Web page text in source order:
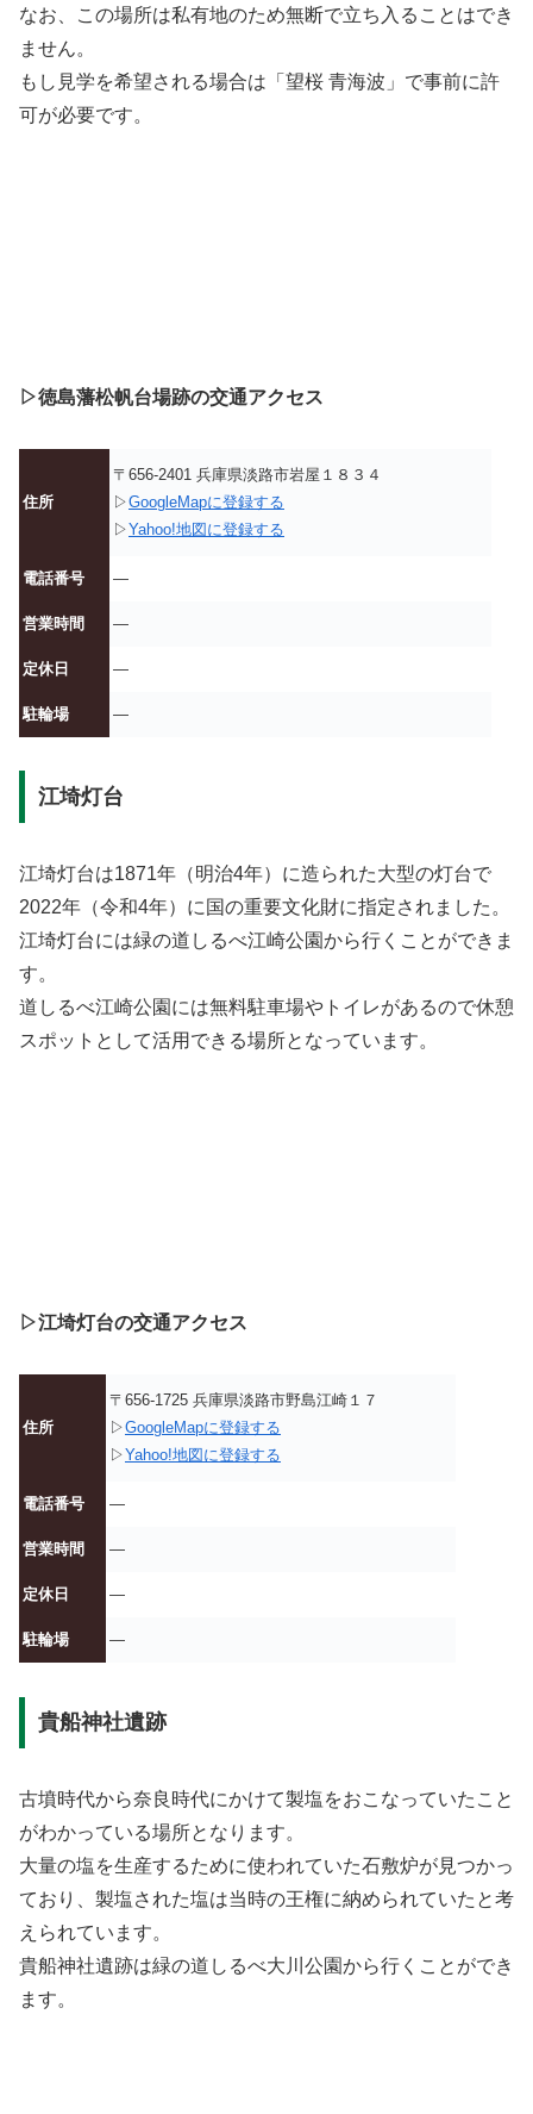
なお、この場所は私有地のため無断で立ち入ることはでき
ません。
もし見学を希望される場合は「望桜 青海波」で事前に許
可が必要です。
▷徳島藩松帆台場跡の交通アクセス
住所
〒656-2401 兵庫県淡路市岩屋１８３４
▷GoogleMapに登録する
▷Yahoo!地図に登録する
電話番号 —
営業時間 —
定休日 —
駐輪場 —
江埼灯台
江埼灯台は1871年（明治4年）に造られた大型の灯台で
2022年（令和4年）に国の重要文化財に指定されました。
江埼灯台には緑の道しるべ江崎公園から行くことができま
す。
道しるべ江崎公園には無料駐車場やトイレがあるので休憩
スポットとして活用できる場所となっています。
▷江埼灯台の交通アクセス
住所
〒656-1725 兵庫県淡路市野島江崎１７
▷GoogleMapに登録する
▷Yahoo!地図に登録する
電話番号 —
営業時間 —
定休日 —
駐輪場 —
貴船神社遺跡
古墳時代から奈良時代にかけて製塩をおこなっていたこと
がわかっている場所となります。
大量の塩を生産するために使われていた石敷炉が見つかっ
ており、製塩された塩は当時の王権に納められていたと考
えられています。
貴船神社遺跡は緑の道しるべ大川公園から行くことができ
ます。